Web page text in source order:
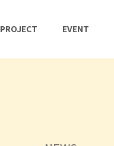
PROJECT EVENT